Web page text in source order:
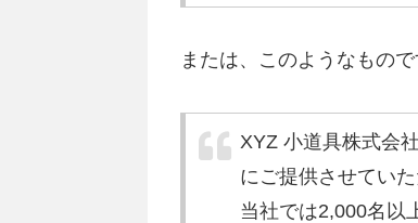
または、このようなもので
XYZ 小道具株式会
にご提供させてい
当社では2,000名以